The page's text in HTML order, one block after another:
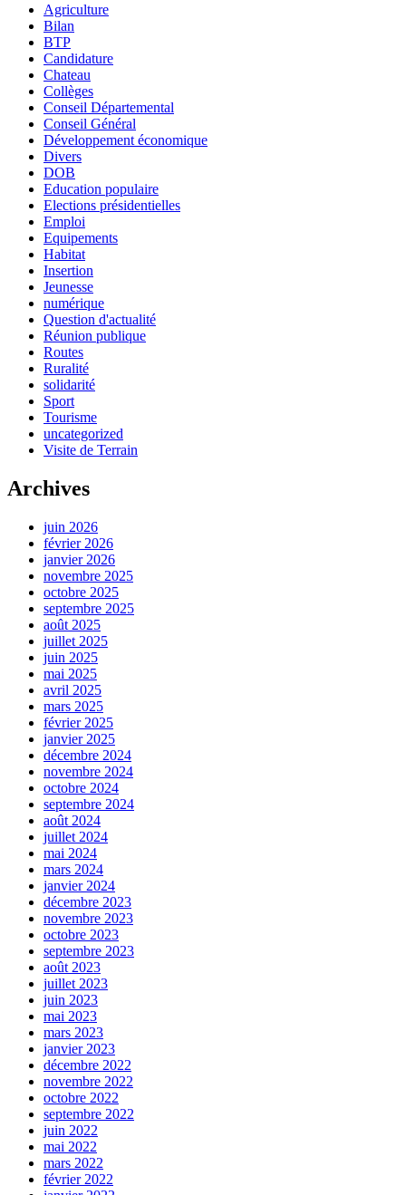
Agriculture
Bilan
BTP
Candidature
Chateau
Collèges
Conseil Départemental
Conseil Général
Développement économique
Divers
DOB
Education populaire
Elections présidentielles
Emploi
Equipements
Habitat
Insertion
Jeunesse
numérique
Question d'actualité
Réunion publique
Routes
Ruralité
solidarité
Sport
Tourisme
uncategorized
Visite de Terrain
Archives
juin 2026
février 2026
janvier 2026
novembre 2025
octobre 2025
septembre 2025
août 2025
juillet 2025
juin 2025
mai 2025
avril 2025
mars 2025
février 2025
janvier 2025
décembre 2024
novembre 2024
octobre 2024
septembre 2024
août 2024
juillet 2024
mai 2024
mars 2024
janvier 2024
décembre 2023
novembre 2023
octobre 2023
septembre 2023
août 2023
juillet 2023
juin 2023
mai 2023
mars 2023
janvier 2023
décembre 2022
novembre 2022
octobre 2022
septembre 2022
juin 2022
mai 2022
mars 2022
février 2022